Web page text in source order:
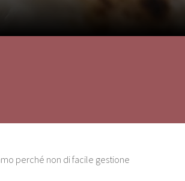
perché non di facile gestione